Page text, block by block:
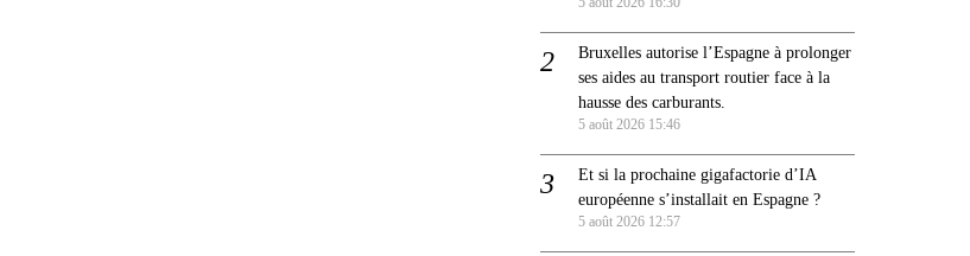
Bruxelles autorise l’Espagne à prolonger
ses aides au transport routier face à la
hausse des carburants.
5 août 2026 15:46
Et si la prochaine gigafactorie d’IA
européenne s’installait en Espagne ?
5 août 2026 12:57